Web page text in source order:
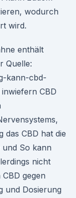
wodurch
wird.
enthält
Quelle:
kann-cbd-
CBD
das CBD hat die
und So kann
nicht
gegen
und Dosierung